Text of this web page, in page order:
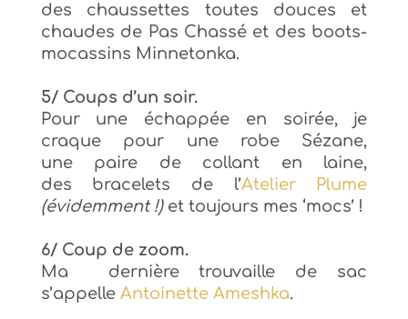
des chaussettes toutes douces et
chaudes de Pas Chassé et des boots-
mocassins Minnetonka.
5/ Coups d’un soir.
Pour une échappée en soirée, je
craque pour une robe Sézane,
une paire de collant en laine,
des bracelets de l’Atelier Plume
(évidemment !)et toujours mes ‘mocs’ !
6/ Coup de zoom.
Ma dernière trouvaille de sac
s’appelle Antoinette Ameshka.